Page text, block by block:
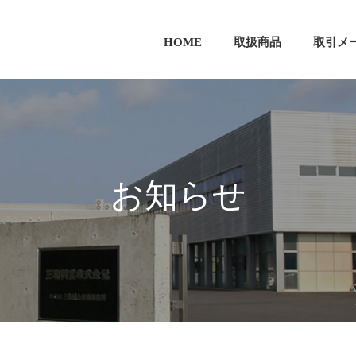
HOME 取扱商品 取引メ
お知らせ